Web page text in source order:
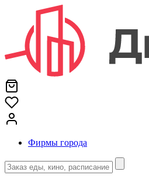
Фирмы города